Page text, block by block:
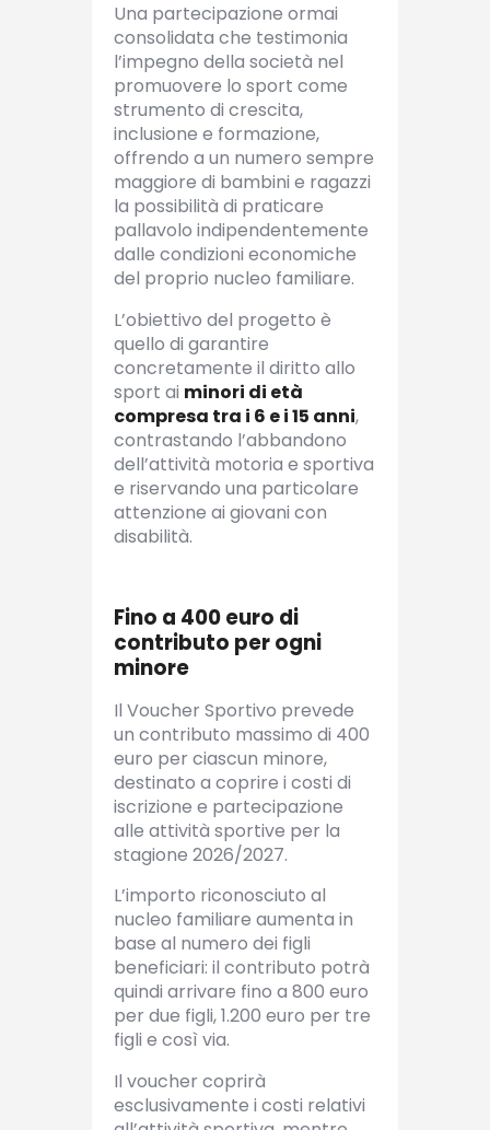
Una partecipazione ormai
consolidata che testimonia
l’impegno della società nel
promuovere lo sport come
strumento di crescita,
inclusione e formazione,
offrendo a un numero sempre
maggiore di bambini e ragazzi
la possibilità di praticare
pallavolo indipendentemente
dalle condizioni economiche
del proprio nucleo familiare.
L’obiettivo del progetto è
quello di garantire
concretamente il diritto allo
sport ai minori di età
compresa tra i 6 e i 15 anni,
contrastando l’abbandono
dell’attività motoria e sportiva
e riservando una particolare
attenzione ai giovani con
disabilità.
Fino a 400 euro di
contributo per ogni
minore
Il Voucher Sportivo prevede
un contributo massimo di 400
euro per ciascun minore,
destinato a coprire i costi di
iscrizione e partecipazione
alle attività sportive per la
stagione 2026/2027.
L’importo riconosciuto al
nucleo familiare aumenta in
base al numero dei figli
beneficiari: il contributo potrà
quindi arrivare fino a 800 euro
per due figli, 1.200 euro per tre
figli e così via.
Il voucher coprirà
esclusivamente i costi relativi